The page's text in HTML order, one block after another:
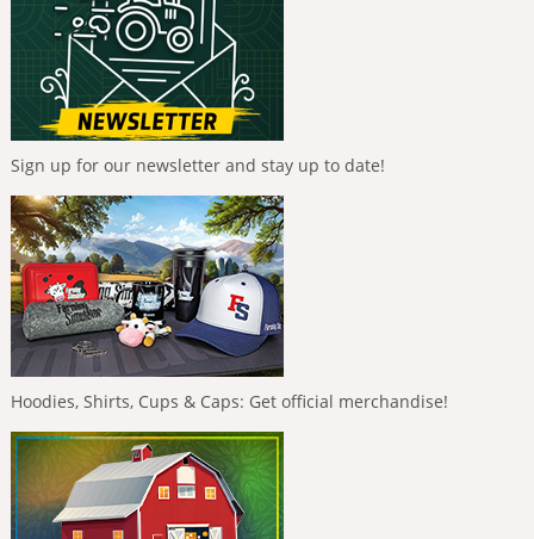
Sign up for our newsletter and stay up to date!
Hoodies, Shirts, Cups & Caps: Get official merchandise!